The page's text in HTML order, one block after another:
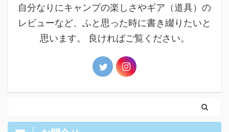
自分なりにキャンプの楽しさやギア（道具）の
レビューなど、ふと思った時に書き綴りたいと
思います。 良ければご覧ください。